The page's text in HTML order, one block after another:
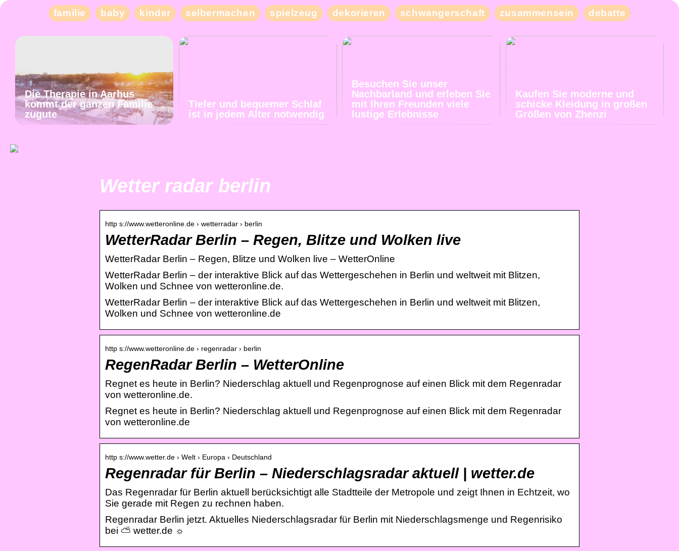
familie baby kinder selbermachen spielzeug dekorieren schwangerschaft zusammensein debatte
Die Therapie in Aarhus
kommt der ganzen Familie
zugute
Tiefer und bequemer Schlaf
ist in jedem Alter notwendig
Besuchen Sie unser
Nachbarland und erleben Sie
mit Ihren Freunden viele
lustige Erlebnisse
Kaufen Sie moderne und
schicke Kleidung in großen
Größen von Zhenzi
Wetter radar berlin
http s://www.wetteronline.de › wetterradar › berlin
WetterRadar Berlin – Regen, Blitze und Wolken live
WetterRadar Berlin – Regen, Blitze und Wolken live – WetterOnline
WetterRadar Berlin – der interaktive Blick auf das Wettergeschehen in Berlin und weltweit mit Blitzen,
Wolken und Schnee von wetteronline.de.
WetterRadar Berlin – der interaktive Blick auf das Wettergeschehen in Berlin und weltweit mit Blitzen,
Wolken und Schnee von wetteronline.de
http s://www.wetteronline.de › regenradar › berlin
RegenRadar Berlin – WetterOnline
Regnet es heute in Berlin? Niederschlag aktuell und Regenprognose auf einen Blick mit dem Regenradar
von wetteronline.de.
Regnet es heute in Berlin? Niederschlag aktuell und Regenprognose auf einen Blick mit dem Regenradar
von wetteronline.de
http s://www.wetter.de › Welt › Europa › Deutschland
Regenradar für Berlin – Niederschlagsradar aktuell | wetter.de
Das Regenradar für Berlin aktuell berücksichtigt alle Stadtteile der Metropole und zeigt Ihnen in Echtzeit, wo
Sie gerade mit Regen zu rechnen haben.
Regenradar Berlin jetzt. Aktuelles Niederschlagsradar für Berlin mit Niederschlagsmenge und Regenrisiko
bei ⛅ wetter.de ☼